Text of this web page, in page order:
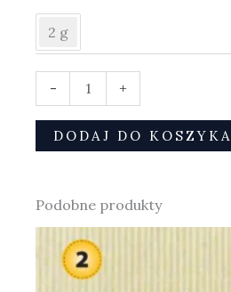
2 g
- +
DODAJ DO KOSZYKA
Podobne produkty